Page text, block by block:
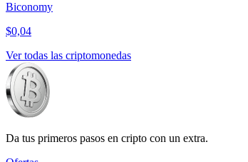
Biconomy
$0,04
Ver todas las criptomonedas
Da tus primeros pasos en cripto con un extra.